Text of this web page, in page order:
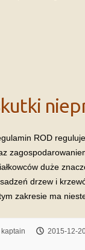
ROD
duże
drzew i
zakresie ma
kaptain 2015-12-